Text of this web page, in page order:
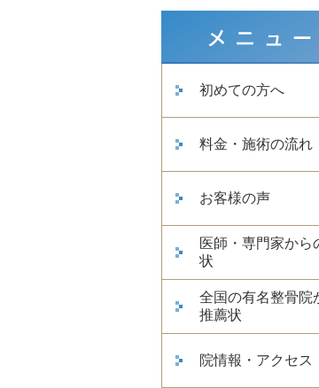
初めての方へ
料金・施術の流れ
お客様の声
医師・専門家から
状
全国の有名整骨院
推薦状
院情報・アクセス